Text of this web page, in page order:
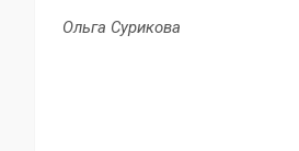
Ольга Сурикова